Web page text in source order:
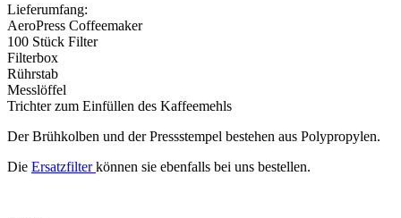
Lieferumfang:
AeroPress Coffeemaker
100 Stück Filter
Filterbox
Rührstab
Messlöffel
Trichter zum Einfüllen des Kaffeemehls
Der Brühkolben und der Pressstempel bestehen aus Polypropylen.
Die Ersatzfilterkönnen sie ebenfalls bei uns bestellen.